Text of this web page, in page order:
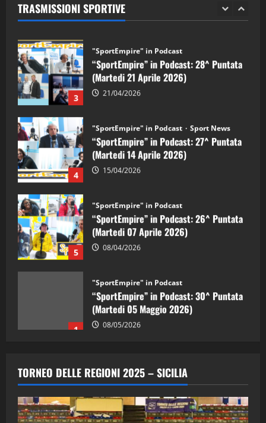
TRASMISSIONI SPORTIVE
2 28/04/2026
3
“SportEmpire” in Podcast: 28^ Puntata
(Martedi 21 Aprile 2026)
4
“SportEmpire” in Podcast: 27^ Puntata
(Martedi 14 Aprile 2026)
5
“SportEmpire” in Podcast: 26^ Puntata
(Martedi 07 Aprile 2026)
1
“SportEmpire” in Podcast: 30^ Puntata
(Martedi 05 Maggio 2026)
2
“SportEmpire” in Podcast: 29^ Puntata
(Martedi 28 Aprile 2026)
28/04/2026
TORNEO DELLE REGIONI 2025 – SICILIA